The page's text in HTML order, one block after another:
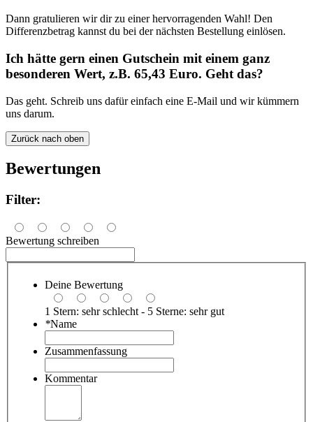
Dann gratulieren wir dir zu einer hervorragenden Wahl! Den
Differenzbetrag kannst du bei der nächsten Bestellung einlösen.
Ich hätte gern einen Gutschein mit einem ganz
besonderen Wert, z.B. 65,43 Euro. Geht das?
Das geht. Schreib uns dafür einfach eine E-Mail und wir kümmern
uns darum.
Zurück nach oben
Bewertungen
Filter:
Bewertung schreiben
Deine Bewertung
1 Stern: sehr schlecht - 5 Sterne: sehr gut
*Name
Zusammenfassung
Kommentar